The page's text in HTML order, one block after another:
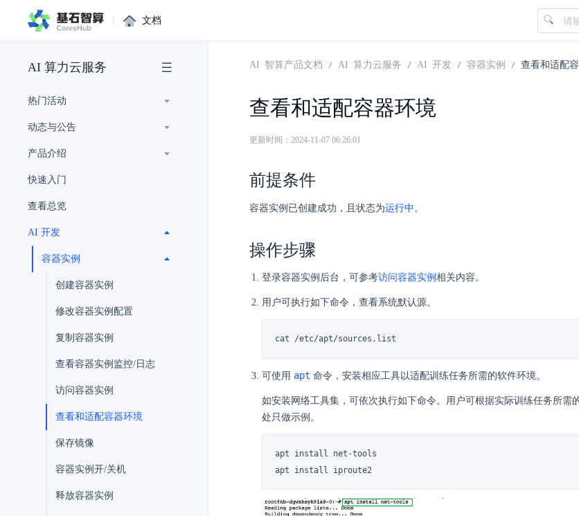
| 文档
AI 算力云服务
热门活动
动态与公告
产品介绍
快速入门
查看总览
AI 开发
容器实例
创建容器实例
修改容器实例配置
复制容器实例
查看容器实例监控/日志
访问容器实例
查看和适配容器环境
保存镜像
容器实例开/关机
释放容器实例
AI 智算产品文档 AI 算力云服务 AI 开发 容器实例 查看和适配
查看和适配容器环境
更新时间：2024-11-07 06:26:01
前提条件
容器实例已创建成功，且状态为运行中。
操作步骤
登录容器实例后台，可参考访问容器实例 相关内容。
用户可执行如下命令，查看系统默认源。
cat /etc/apt/sources.list
可使用 apt 命令，安装相应工具以适配训练任务所需的软件环境。
如安装网络工具集，可依次执行如下命令。用户可根据实际训练任务所需
处只做示例。
apt install net-tools
apt install iproute2